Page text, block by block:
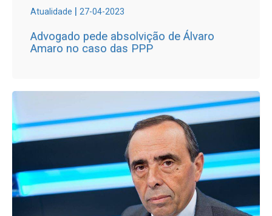
Atualidade | 27-04-2023
Advogado pede absolvição de Álvaro
Amaro no caso das PPP